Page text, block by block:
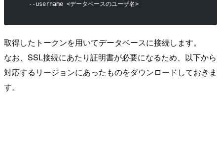
   --username <データベースのユーザ名>
取得したトークンを用いてデータベースに接続します。
なお、SSL接続にあたり証明書が必要になるため、以下から
対応するリージョンにあったものをダウンロードしておきま
す。